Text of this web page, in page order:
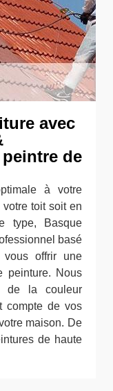
avec
de
à votre
toit soit en
type, Basque
basé
offrir une
peinture. Nous
de la couleur
compte de vos
maison. De
de haute